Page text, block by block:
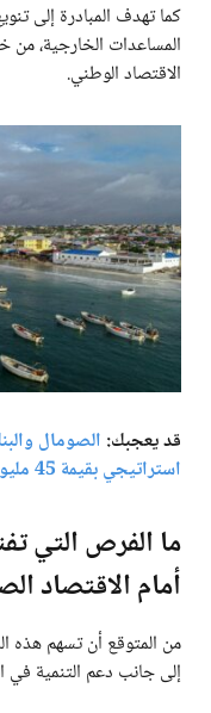
كما تهدف المبادرة إلى
المساعدات الخارجية،
الاقتصاد الوطني.
قد يعجبك: الصومال
استراتيجي بقيمة 45 مليون دولار لدعم الاقتصاد
ما الفرص التي
أمام الاقتصاد
من المتوقع أن تسهم هذه
إلى جانب دعم التنمية في